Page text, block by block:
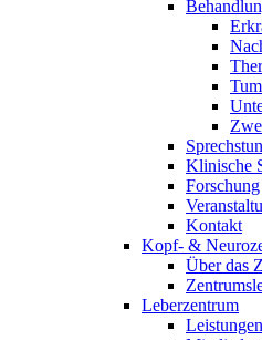
Klinische
Forschung
Kontakt
Kopf- &
Über das
Leberzentrum